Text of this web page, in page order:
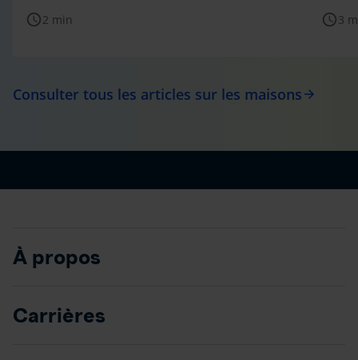
schedule2 min schedule 3
Consulter tous les articles sur les maisons arrow_forward
À propos
Carrières